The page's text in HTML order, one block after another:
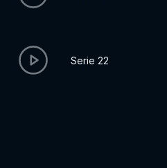
Serie 22